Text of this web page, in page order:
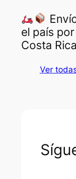
el país
Costa Rica
Ver